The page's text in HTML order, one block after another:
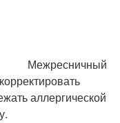
Межресничный
аллергической